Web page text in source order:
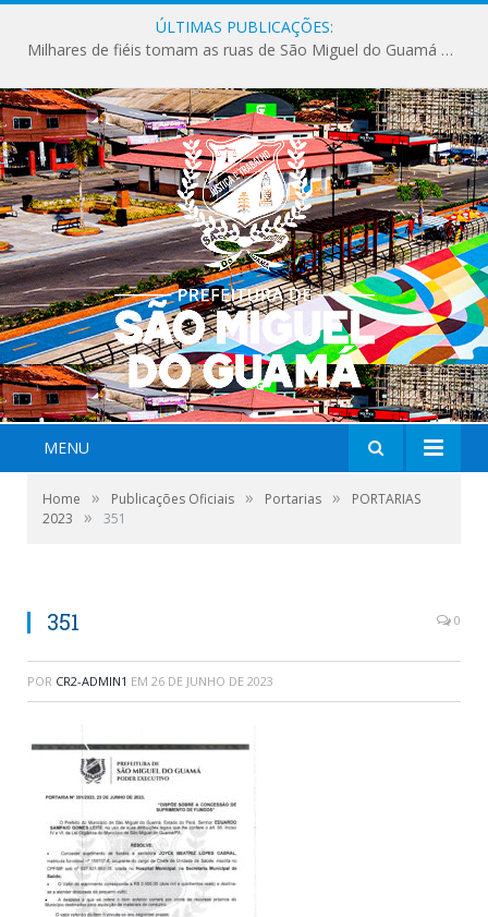
ÚLTIMAS PUBLICAÇÕES:
Milhares de fiéis tomam as ruas de São Miguel do Guamá em uma grande celebração de fé na Marcha para Jesus 2026.
MENU
Home » Publicações Oficiais » Portarias »
PORTARIAS
2023
» 351
351 0
POR CR2-ADMIN1 EM 26 DE JUNHO DE 2023